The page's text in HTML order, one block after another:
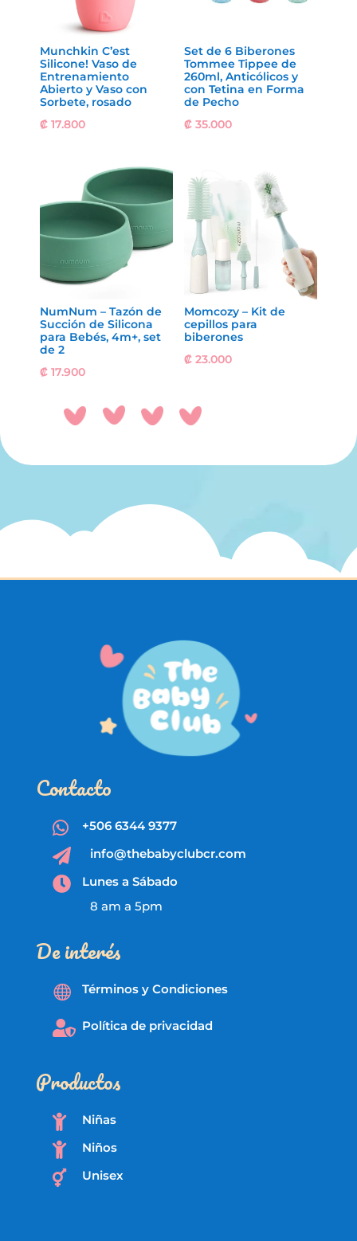
Munchkin C’est
Silicone! Vaso de
Entrenamiento
Abierto y Vaso con
Sorbete, rosado
₡ 17.800
Set de 6 Biberones
Tommee Tippee de
260ml, Anticólicos y
con Tetina en Forma
de Pecho
₡35.000
NumNum – Tazón de
Succión de Silicona
para Bebés, 4m+, set
de 2
₡ 17.900
Momcozy – Kit de
cepillos para
biberones
₡23.000
Contacto
 +506 6344 9377
 info@thebabyclubcr.com

Lunes a Sábado
8 am a 5pm
De interés
 Términos y Condiciones
 Política de privacidad
Productos
 Niñas
 Niños
 Unisex